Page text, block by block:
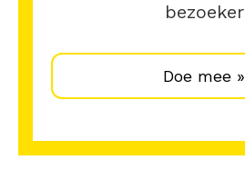
bezoeker
Doe mee »